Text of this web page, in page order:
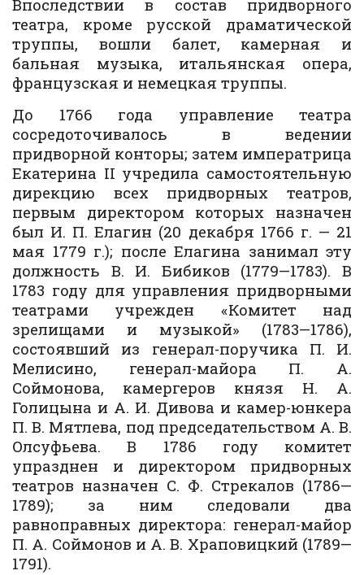
Впоследствии в состав придворного
театра, кроме русской драматической
труппы, вошли балет, камерная и
бальная музыка, итальянская опера,
французская и немецкая труппы.
До 1766 года управление театра
сосредоточивалось в ведении
придворной конторы; затем императрица
Екатерина II учредила самостоятельную
дирекцию всех придворных театров,
первым директором которых назначен
был И. П. Елагин (20 декабря 1766 г. — 21
мая 1779 г.); после Елагина занимал эту
должность В. И. Бибиков (1779—1783). В
1783 году для управления придворными
театрами учрежден «Комитет над
зрелищами и музыкой» (1783—1786),
состоявший из генерал-поручика П. И.
Мелисино, генерал-майора П. А.
Соймонова, камергеров князя Н. А.
Голицына и А. И. Дивова и камер-юнкера
П. В. Мятлева, под председательством А. В.
Олсуфьева. В 1786 году комитет
упразднен и директором придворных
театров назначен С. Ф. Стрекалов (1786—
1789); за ним следовали два
равноправных директора: генерал-майор
П. А. Соймонов и А. В. Храповицкий (1789—
1791).